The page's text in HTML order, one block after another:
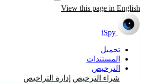
View this page in English
iSpy
تحميل
المستندات
الترخيص
شراء الترخيص إدارة التراخيص